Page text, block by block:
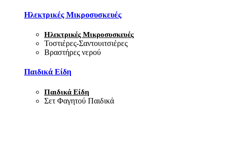
Ηλεκτρικές Μικροσυσκευές
Ηλεκτρικές Μικροσυσκευές
Τοστιέρες-Σαντουιτσιέρες
Βραστήρες νερού
Παιδικά Είδη
Παιδικά Είδη
Σετ Φαγητού Παιδικά